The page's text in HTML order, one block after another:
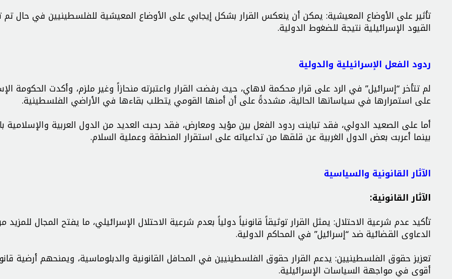
تأثير على الأوضاع المعيشية: يمكن أن ينعكس القرار بشكل إيجابي على الأوضاع المعيشية للفلسطينيين في حال
القيود الإسرائيلية نتيجة للضغوط الدولية.
ردود الفعل الإسرائيلية والدولية
لم تتأخر “إسرائيل” في الرد على قرار محكمة لاهاي، حيث رفضت القرار واعتبرته منحازاً وغير ملزم، وأكدت الحكومة
على استمرارها في سياساتها الحالية، مشددةً على أن أمنها القومي يتطلب بقاءها في الأراضي الفلسطينية.
أما على الصعيد الدولي، فقد تباينت ردود الفعل بين مؤيد ومعارض، فقد رحبت العديد من الدول العربية والإسلامية
بينما أعربت بعض الدول الغربية عن قلقها من تداعياته على استقرار المنطقة وعملية السلام.
الآثار القانونية والسياسية
الآثار القانونية:
تأكيد عدم شرعية الاحتلال: يمثل القرار توثيقاً قانونياً دولياً بعدم شرعية الاحتلال الإسرائيلي، ما يفتح المجال للمزيد
الدعاوى القضائية ضد “إسرائيل” في المحاكم الدولية.
تعزيز حقوق الفلسطينيين: يدعم القرار حقوق الفلسطينيين في المحافل القانونية والدبلوماسية، ويمنحهم أرضية
أقوى في مواجهة السياسات الإسرائيلية.